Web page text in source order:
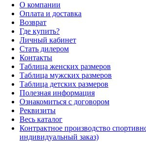
О компании
Оплата и доставка
Возврат
Где купить?
Личный кабинет
Стать дилером
Контакты
Таблица женских размеров
Таблица мужских размеров
Таблица детских размеров
Полезная информация
Ознакомиться с договором
Реквизиты
Весь каталог
Контрактное производство
индивидуальный заказ)